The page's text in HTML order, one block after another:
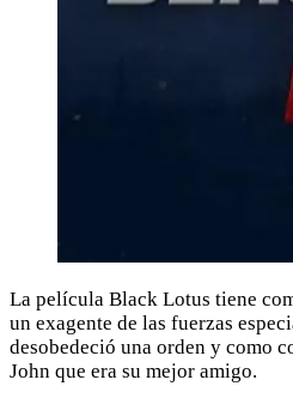
La película Black Lotus tiene
un exagente de las fuerzas
desobedeció una orden y como
John que era su mejor amigo.